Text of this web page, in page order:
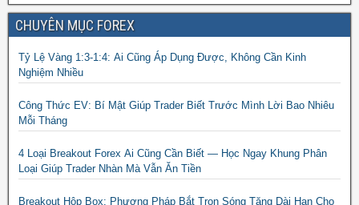
CHUYÊN MỤC FOREX
Tỷ Lệ Vàng 1:3-1:4: Ai Cũng Áp Dụng Được, Không Cần Kinh
Nghiệm Nhiều
Công Thức EV: Bí Mật Giúp Trader Biết Trước Mình Lời Bao Nhiêu
Mỗi Tháng
4 Loại Breakout Forex Ai Cũng Cần Biết — Học Ngay Khung Phân
Loại Giúp Trader Nhàn Mà Vẫn Ăn Tiền
Breakout Hộp Box: Phương Pháp Bắt Trọn Sóng Tăng Dài Hạn Cho